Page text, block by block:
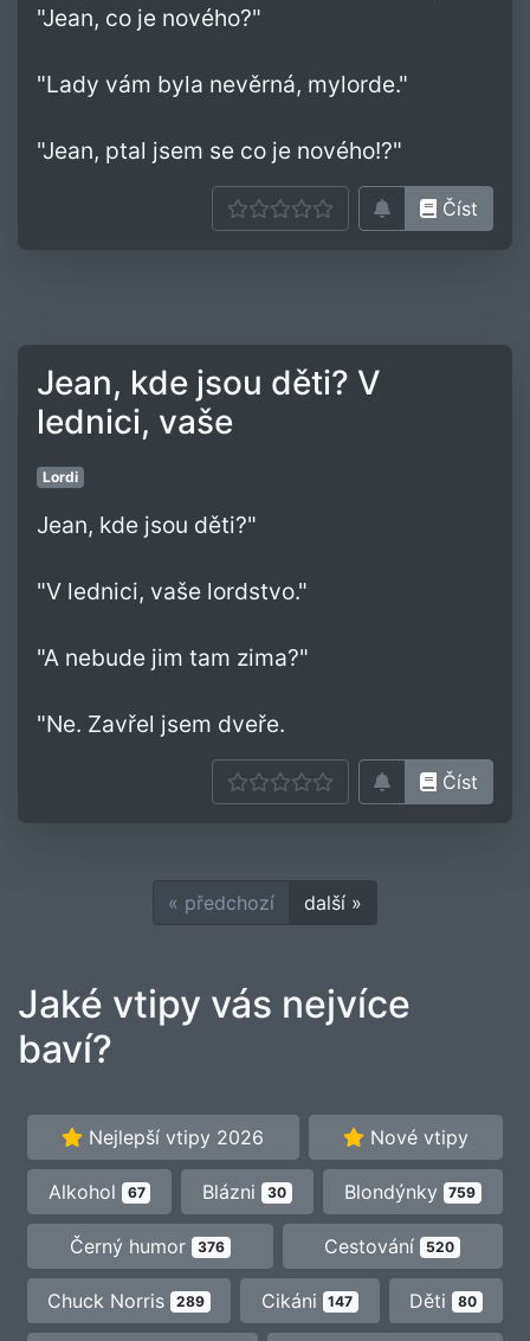
"Jean, co je nového?"
"Lady vám byla nevěrná, mylorde."
"Jean, ptal jsem se co je nového!?"
Číst
Jean, kde jsou děti? V
lednici, vaše
Lordi
Jean, kde jsou děti?"
"V lednici, vaše lordstvo."
"A nebude jim tam zima?"
"Ne. Zavřel jsem dveře.
Číst
« předchozí další »
Jaké vtipy vás nejvíce
baví?
Nejlepší vtipy 2026 Nové vtipy
Alkohol 67 Blázni 30 Blondýnky 759
Černý humor 376 Cestování 520
Chuck Norris 289 Cikáni 147 Děti 80